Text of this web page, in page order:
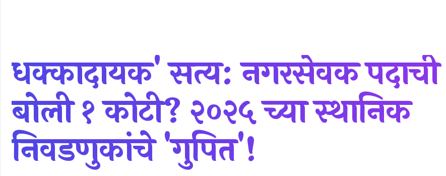
धक्कादायक' सत्य: नगरसेवक पदाची
बोली १ कोटी? २०२५ च्या स्थानिक
निवडणुकांचे 'गुपित'!